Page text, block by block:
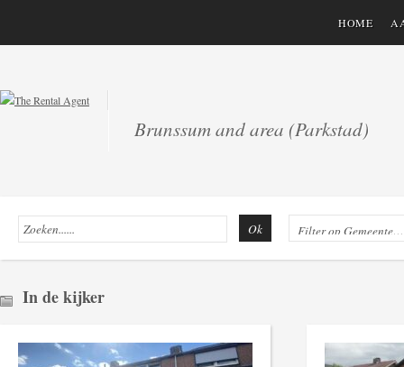
Brunssum and area (Parkstad)
HOME
Ok
In de kijker